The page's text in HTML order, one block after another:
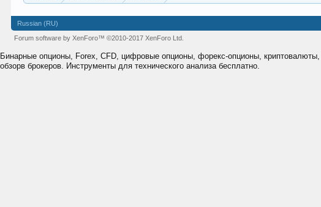
Russian (RU)
Forum software by XenForo™©2010-2017 XenForo Ltd.
Бинарные опционы, Forex, CFD, цифровые опционы, форекс-опционы,
обзорв брокеров. Инструменты для технического анализа бесплатно.